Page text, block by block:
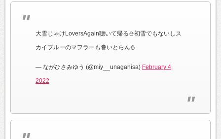
大雪じゃけLoversAgain聴いて帰る⛄️初雪でもないしス
カイブルーのマフラーも巻いとらん⛄️
— ながひさみゆう (@miy__unagahisa) February 4,
2022